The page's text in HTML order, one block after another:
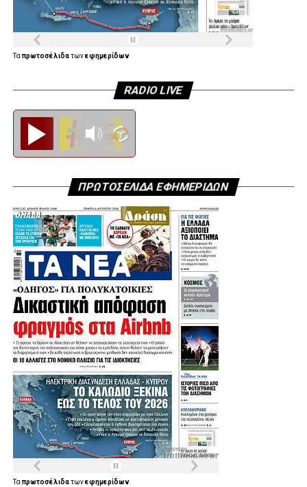
Ταπρωτοσέλιδατωνεφημερίδων
RADIO LIVE
ΠΡΩΤΟΣΕΛΙΔΑ ΕΦΗΜΕΡΙΔΩΝ
Ταπρωτοσέλιδατωνεφημερίδων